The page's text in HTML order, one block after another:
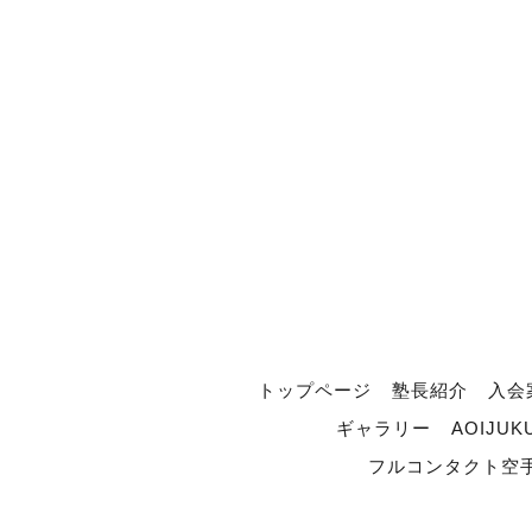
トップページ 塾長紹介
入
ギャラリー
フルコンタクト空